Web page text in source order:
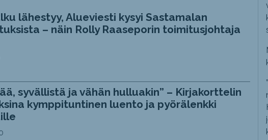
lähestyy, Alueviesti kysyi Sastamalan
– näin Rolly Raaseporin toimitusjohtaja
syvällistä ja vähän hulluakin” – Kirjakorttelin
kymppituntinen luento ja pyörälenkki